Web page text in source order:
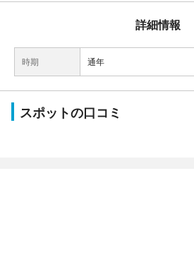
詳細情報
時期 通年
スポットの口コミ